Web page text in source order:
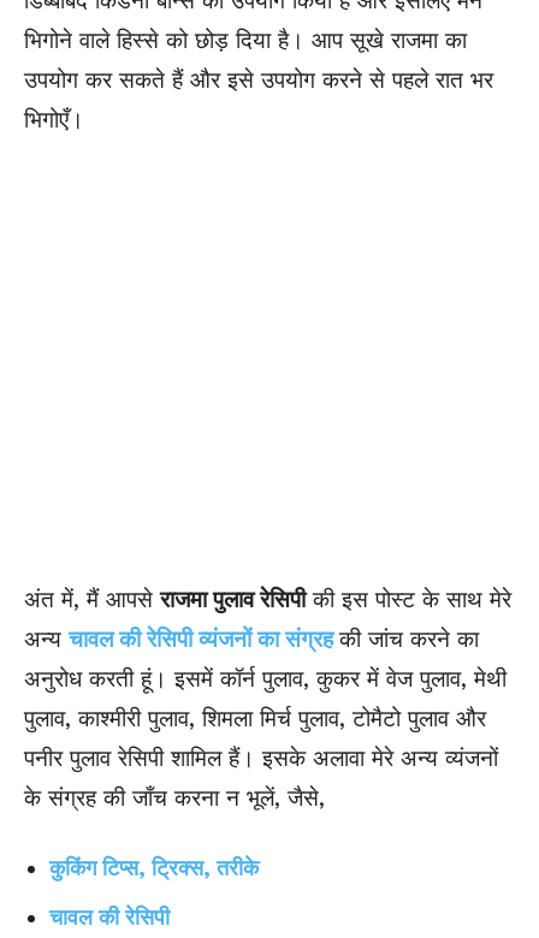
भिगोने वाले हिस्से को छोड़ दिया है। आप सूखे राजमा का
उपयोग कर सकते हैं और इसे उपयोग करने से पहले रात भर
भिगोएँ।
अंत में, मैं आपसेराजमा पुलाव रेसिपीकी इस पोस्ट के साथ मेरे
अन्यचावल की रेसिपी व्यंजनों का संग्रहकी जांच करने का
अनुरोध करती हूं। इसमें कॉर्न पुलाव, कुकर में वेज पुलाव, मेथी
पुलाव, काश्मीरी पुलाव, शिमला मिर्च पुलाव, टोमैटो पुलाव और
पनीर पुलाव रेसिपी शामिल हैं। इसके अलावा मेरे अन्य व्यंजनों
के संग्रह की जाँच करना न भूलें, जैसे,
कुकिंग टिप्स, ट्रिक्स, तरीके
चावल की रेसिपी